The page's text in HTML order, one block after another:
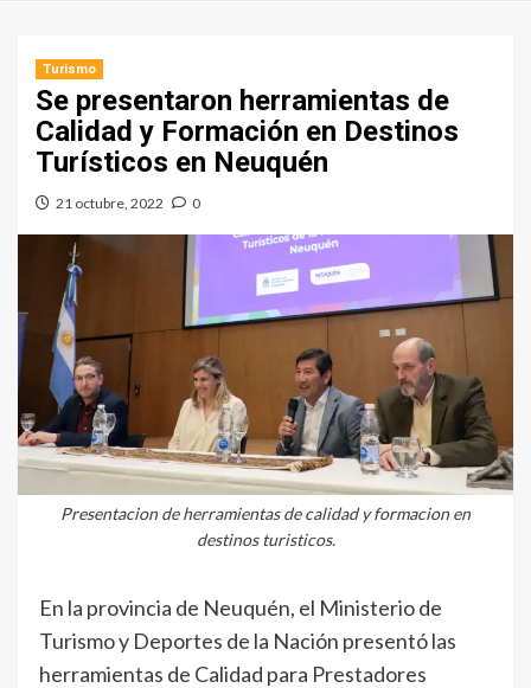
Turismo
Se presentaron herramientas de
Calidad y Formación en Destinos
Turísticos en Neuquén
21 octubre, 2022 0
Presentacion de herramientas de calidad y formacion en
destinos turisticos.
En la provincia de Neuquén, el Ministerio de
Turismo y Deportes de la Nación presentó las
herramientas de Calidad para Prestadores